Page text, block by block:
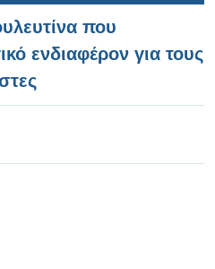
που
ενδιαφέρον για τους